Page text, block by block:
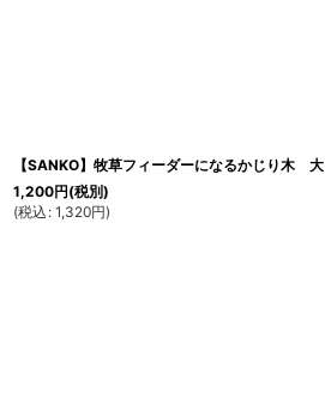
【SANKO】牧草フィーダーになるかじり木 大
1,200円(税別)
(税込 : 1,320円)